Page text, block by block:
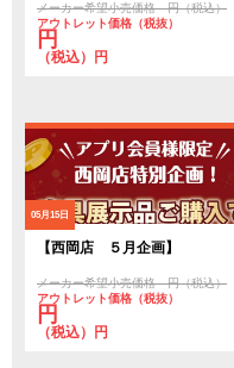
メーカー希望小売価格 円（税込）
アウトレット価格（税抜）
円
（税込）円
05月15日
【西岡店 ５月企画】
メーカー希望小売価格 円（税込）
アウトレット価格（税抜）
円
（税込）円